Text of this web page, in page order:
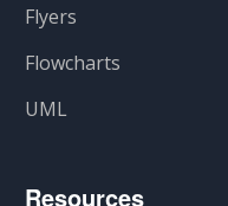
Flyers
Flowcharts
UML
Resources